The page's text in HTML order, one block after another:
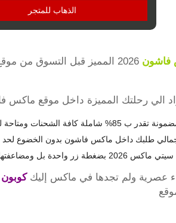
الذهاب للمتجر
فاشون
2026 المميز قبل التسوق
الي رحلتك المميزة داخل موقع
ومتاحة لجميع عملاء سيتي ماكس.
طلبك داخل ماكس فاشون بدون الخضوع لحد
بنسبة إضافية حتى 85%
عصرية ولم تجدها في ماكس إليك